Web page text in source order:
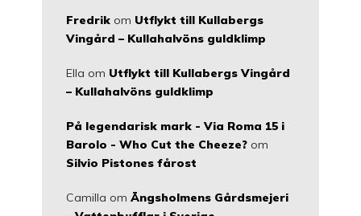
Fredrik om Utflykt till Kullabergs
Vingård – Kullahalvöns guldklimp
Ella om Utflykt till Kullabergs Vingård
– Kullahalvöns guldklimp
På legendarisk mark - Via Roma 15 i
Barolo - Who Cut the Cheeze? om
Silvio Pistones fårost
Camilla om Ängsholmens Gårdsmejeri